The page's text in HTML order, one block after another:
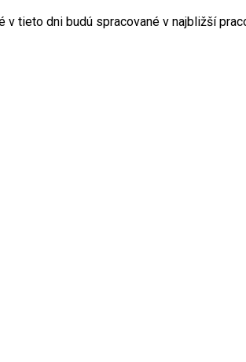
tieto dni budú spracované v najbližší